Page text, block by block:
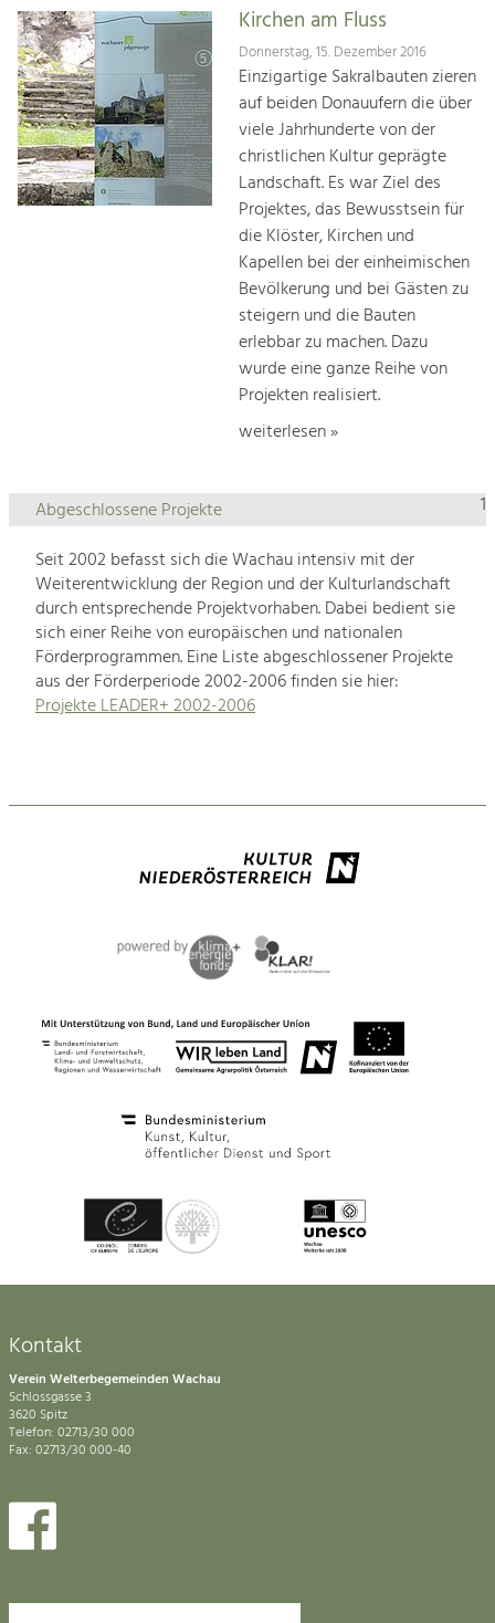
Kirchen am Fluss
Donnerstag, 15. Dezember 2016
Einzigartige Sakralbauten zieren
auf beiden Donauufern die über
viele Jahrhunderte von der
christlichen Kultur geprägte
Landschaft. Es war Ziel des
Projektes, das Bewusstsein für
die Klöster, Kirchen und
Kapellen bei der einheimischen
Bevölkerung und bei Gästen zu
steigern und die Bauten
erlebbar zu machen. Dazu
wurde eine ganze Reihe von
Projekten realisiert.
weiterlesen »
1
Abgeschlossene Projekte
Seit 2002 befasst sich die Wachau intensiv mit der
Weiterentwicklung der Region und der Kulturlandschaft
durch entsprechende Projektvorhaben. Dabei bedient sie
sich einer Reihe von europäischen und nationalen
Förderprogrammen. Eine Liste abgeschlossener Projekte
aus der Förderperiode 2002-2006 finden sie hier:
Projekte LEADER+ 2002-2006
Kontakt
Verein Welterbegemeinden Wachau
Schlossgasse 3
3620 Spitz
Telefon: 02713/30 000
Fax: 02713/30 000-40